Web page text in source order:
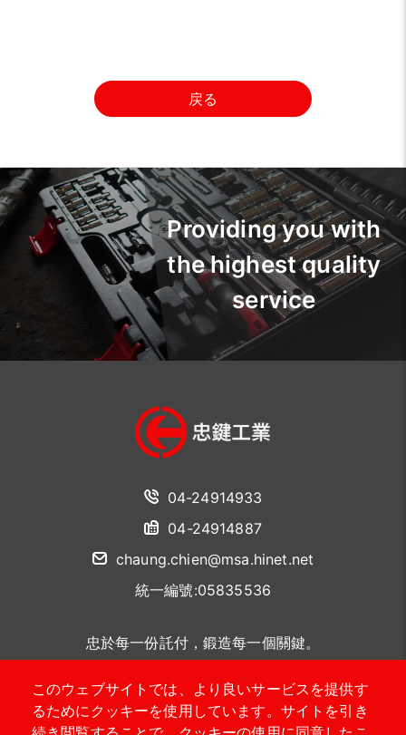
戻る
このウェブサイトでは、より良いサービスを提供す
るためにクッキーを使用しています。サイトを引き
04-24914933
04-24914887
chaung.chien@msa.hinet.net
統一編號:05835536
忠於每一份託付，鍛造每一個關鍵。
聯絡我們
Providing you with
the highest quality
service